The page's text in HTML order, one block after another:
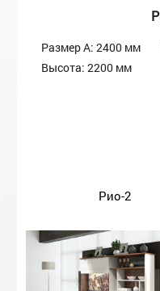
Размер А: 2400 мм
Высота: 2200 мм
Рио-2